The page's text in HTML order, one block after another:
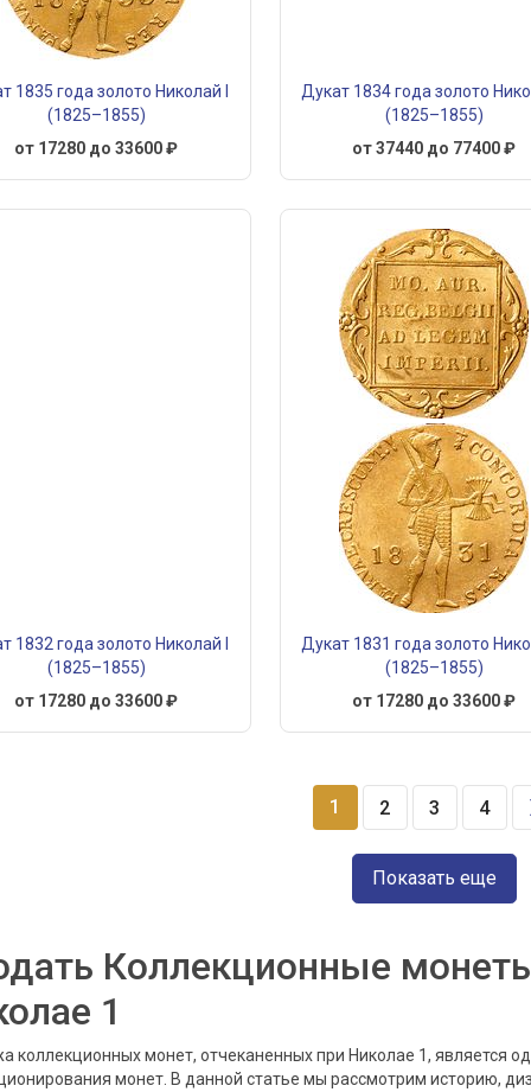
1835 года золото Николай I
(1825–1855)
от 17280 до 33600 ₽
Дукат 1834 года золото
(1825–1855)
от 37440 до 77400 ₽
1832 года золото Николай I
(1825–1855)
от 17280 до 33600 ₽
Дукат 1831 года золото
(1825–1855)
от 17280 до 33600 ₽
1 2 3 4
Показать еще
Коллекционные
1
коллекционных монет, отчеканенных при Николае 1, является
монет. В данной статье мы рассмотрим историю,